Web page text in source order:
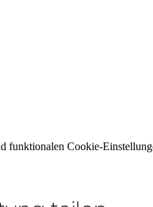
funktionalen Cookie-